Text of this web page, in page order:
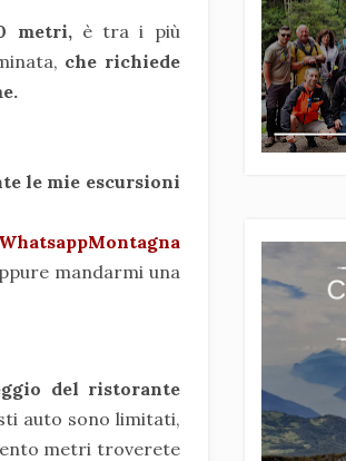
metri,è tra i più
che richiede
le mie escursioni
WhatsappMontagna
mandarmi una
del ristorante
auto sono limitati,
metri troverete